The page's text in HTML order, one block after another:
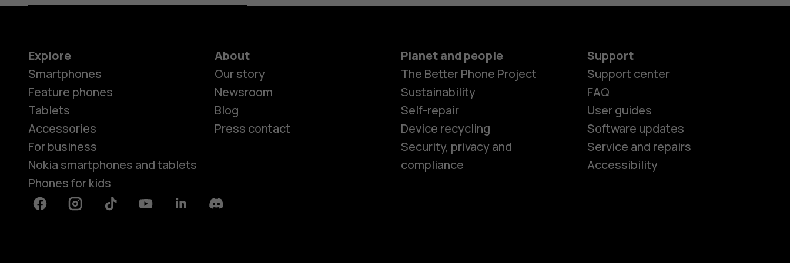
Smartphones
Explore
Smartphones
Feature phones
Tablets
Accessories
For business
Nokia smartphones and tablets
Phones for kids
About
Our story
Newsroom
Blog
Press contact
Planet and people
The Better Phone Project
Sustainability
Self-repair
Device recycling
Security, privacy and
compliance
Support
Support center
FAQ
User guides
Software updates
Service and repairs
Accessibility
FacebookInstagramTiktok YoutubeLinkedinDiscord